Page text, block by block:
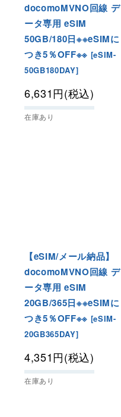
docomoMVNO回線 デ
ータ専用 eSIM
50GB/180日※※eSIMに
つき5％OFF※※ [eSIM-
50GB180DAY]
6,631円(税込)
在庫あり
【eSIM/メール納品】
docomoMVNO回線 デ
ータ専用 eSIM
20GB/365日※※eSIMに
つき5％OFF※※ [eSIM-
20GB365DAY]
4,351円(税込)
在庫あり